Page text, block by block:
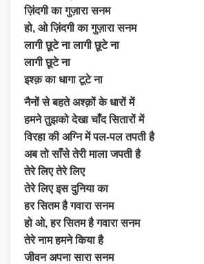
ज़िंदगी का गुज़ारा सनम
हो, ओ ज़िंदगी का गुज़ारा सनम
लागी छूटे ना लागी छूटे ना
लागी छूटे ना
इश्क़ का धागा टूटे ना
नैनों से बहते अश्क़ों के धारों में
हमने तुझको देखा चाँद सितारों में
विरहा की अग्नि में पल-पल तपती है
अब तो साँसे तेरी माला जपती है
तेरे लिए तेरे लिए
तेरे लिए इस दुनिया का
हर सितम है गवारा सनम
हो ओ, हर सितम है गवारा सनम
तेरे नाम हमने किया है
जीवन अपना सारा सनम